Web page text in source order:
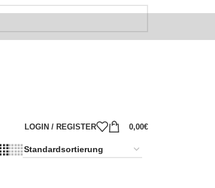
LOGIN / REGISTER 0,00€